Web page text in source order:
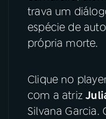
trava um
espécie de
própria morte.
Clique no
com a atriz
Silvana Garcia.